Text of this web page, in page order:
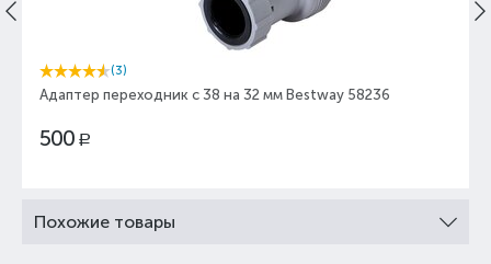
(3)
Адаптер переходник с 38 на 32 мм Bestway 58236
500 Р
Похожие товары